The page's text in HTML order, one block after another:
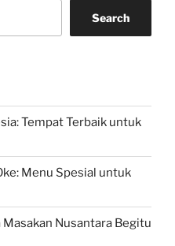
Search
Tempat Terbaik untuk
Menu Spesial untuk
Nusantara Begitu